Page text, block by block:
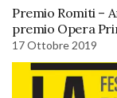
Premio Romiti –
premio Opera
17 Ottobre 2019